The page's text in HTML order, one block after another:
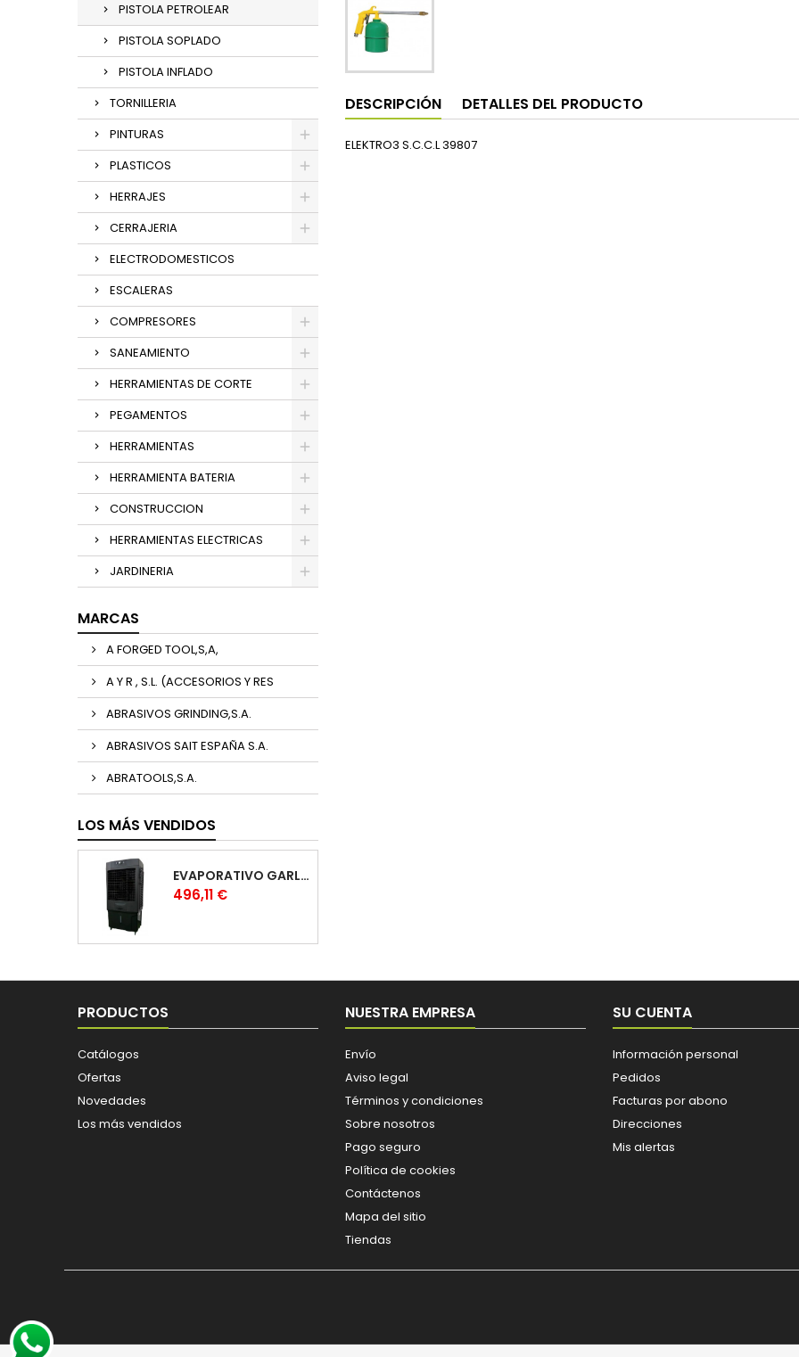
PISTOLA PETROLEAR
PISTOLA SOPLADO
PISTOLA INFLADO
TORNILLERIA
PINTURAS
PLASTICOS
HERRAJES
CERRAJERIA
ELECTRODOMESTICOS
ESCALERAS
COMPRESORES
SANEAMIENTO
HERRAMIENTAS DE CORTE
PEGAMENTOS
HERRAMIENTAS
HERRAMIENTA BATERIA
CONSTRUCCION
HERRAMIENTAS ELECTRICAS
JARDINERIA
MARCAS
A FORGED TOOL,S,A,
A Y R , S.L. (ACCESORIOS Y RES
ABRASIVOS GRINDING,S.A.
ABRASIVOS SAIT ESPAÑA S.A.
ABRATOOLS,S.A.
LOS MÁS VENDIDOS
EVAPORATIVO GARLAND COOL 1530
Precio
496,11 €
DESCRIPCIÓN DETALLES DEL PRODUCTO
ELEKTRO3 S.C.C.L 39807
PRODUCTOS
Catálogos
Ofertas
Novedades
Los más vendidos
NUESTRA EMPRESA
Envío
Aviso legal
Términos y condiciones
Sobre nosotros
Pago seguro
Política de cookies
Contáctenos
Mapa del sitio
Tiendas
SU CUENTA
Información personal
Pedidos
Facturas por abono
Direcciones
Mis alertas